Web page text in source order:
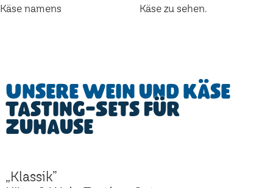
Unsere Wein und Käse
Tasting-Sets für
Zuhause
„Klassik”